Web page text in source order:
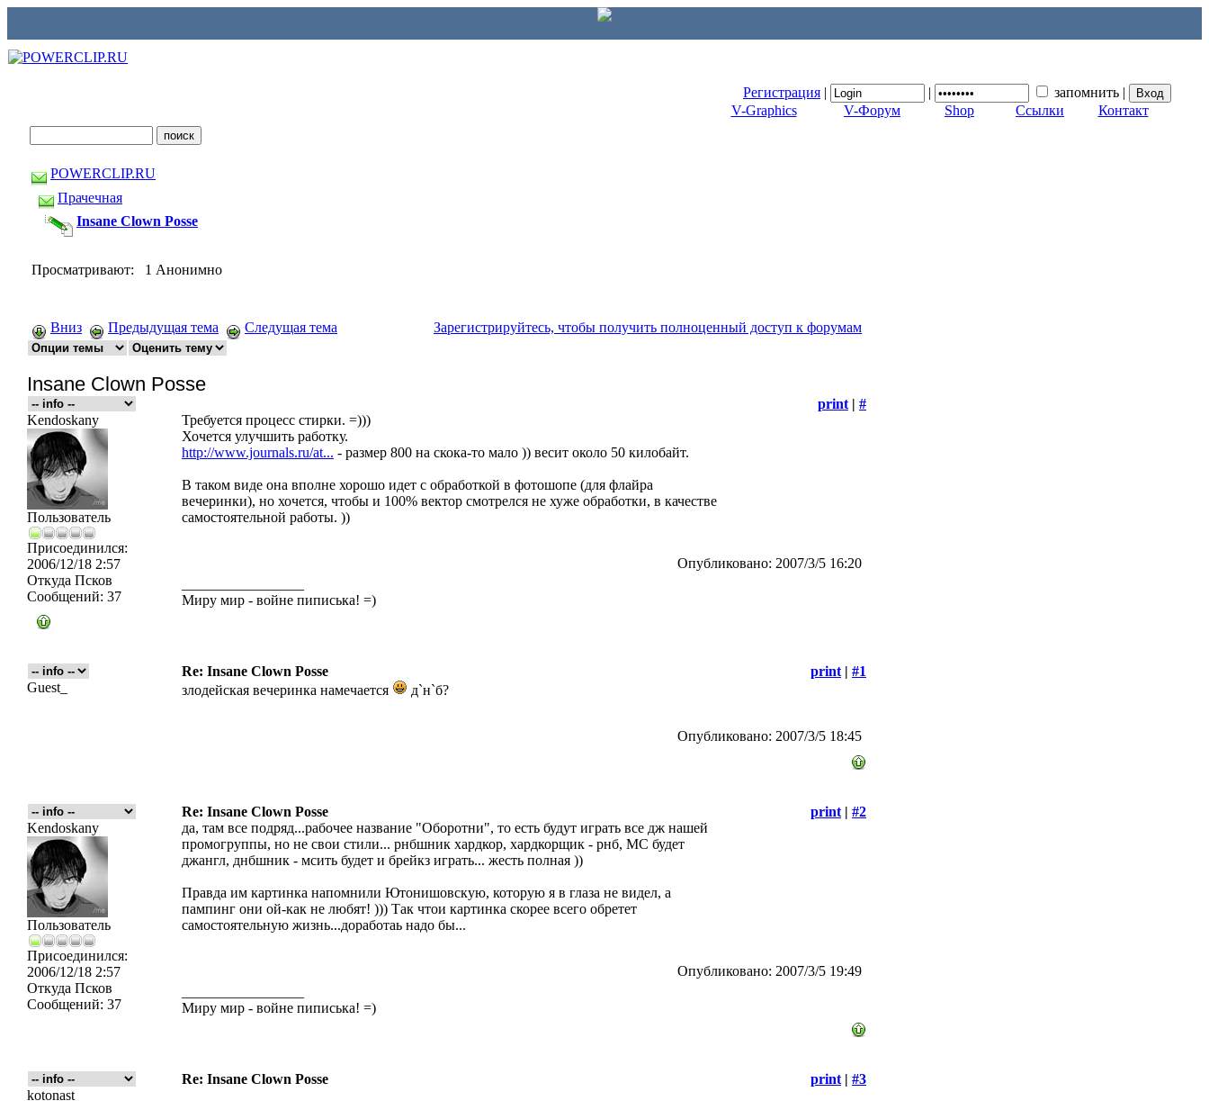
Регистрация | | запомнить |
V-Graphics
V-Форум Shop Ссылки Контакт
POWERCLIP.RU
Прачечная
Insane Clown Posse
Просматривают: 1 Анонимно
Вниз Предыдущая тема Следущая тема Зарегистрируйтесь, чтобы получить полноценный доступ к форумам
Insane Clown Posse
print | #
Kendoskany
Пользователь
Присоединился:
2006/12/18 2:57
Откуда Псков
Сообщений: 37
Требуется процесс стирки. =)))
Хочется улучшить работку.
http://www.journals.ru/at... - размер 800 на скока-то мало )) весит около 50 килобайт.
В таком виде она вполне хорошо идет с обработкой в фотошопе (для флайра
вечеринки), но хочется, чтобы и 100% вектор смотрелся не хуже обработки, в качестве
самостоятельной работы. ))
Опубликовано: 2007/3/5 16:20
Миру мир - войне пиписька! =)
Re: Insane Clown Posse print | #1
Guest_
злодейская вечеринка намечается д`н`б?
Опубликовано: 2007/3/5 18:45
Re: Insane Clown Posse print | #2
Kendoskany
Пользователь
Присоединился:
2006/12/18 2:57
Откуда Псков
Сообщений: 37
да, там все подряд...рабочее название "Оборотни", то есть будут играть все дж нашей
промогруппы, но не свои стили... рнбшник хардкор, хардкорщик - рнб, МС будет
джангл, днбшник - мсить будет и брейкз играть... жесть полная ))
Правда им картинка напомнили Ютонишовскую, которую я в глаза не видел, а
пампинг они ой-как не любят! ))) Так чтои картинка скорее всего обретет
самостоятельную жизнь...доработаь надо бы...
Опубликовано: 2007/3/5 19:49
Миру мир - войне пиписька! =)
Re: Insane Clown Posse print | #3
kotonast